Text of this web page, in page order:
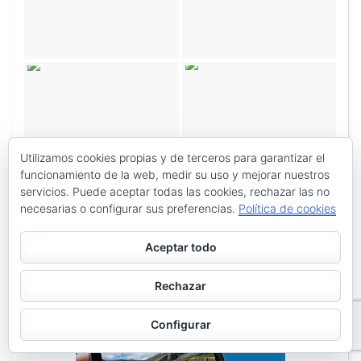
Utilizamos cookies propias y de terceros para garantizar el
funcionamiento de la web, medir su uso y mejorar nuestros
servicios. Puede aceptar todas las cookies, rechazar las no
necesarias o configurar sus preferencias. Política de cookies
Aceptar todo
Rechazar
Configurar